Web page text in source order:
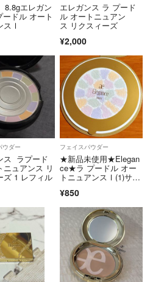
8.8gエレガン
ドル オート
スⅠ
エレガンス ラ プード
ル オートニュアン
ス リクスィーズ
¥2,000
ウダー
ス ラプード
ニュアンス リ
ズ 1 レフィル
フェイスパウダー
★新品未使用★Elegan
ce★ラ プードル オー
トニュアンスⅠ(1)サン
¥850